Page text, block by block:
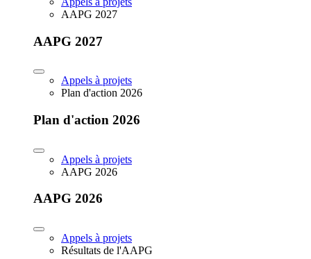
AAPG 2027
AAPG 2027
Appels à projets
Plan d'action 2026
Plan d'action 2026
Appels à projets
AAPG 2026
AAPG 2026
Appels à projets
Résultats de l'AAPG